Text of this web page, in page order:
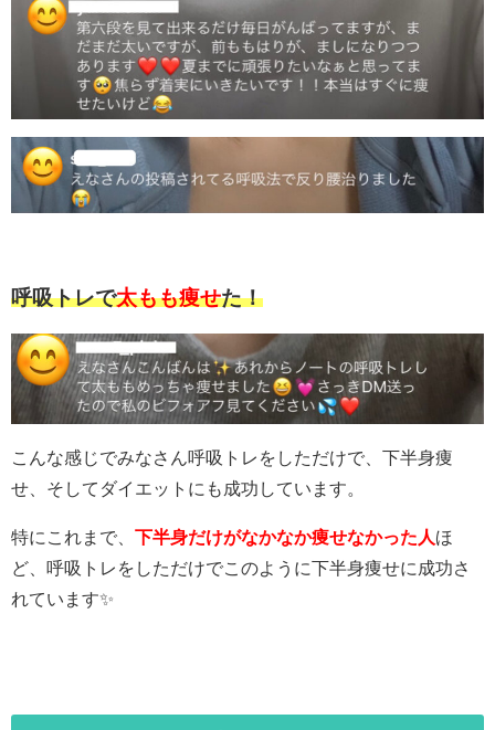
呼吸トレで太もも痩せた！
こんな感じでみなさん呼吸トレをしただけで、下半身痩
せ、そしてダイエットにも成功しています。
特にこれまで、 下半身だけがなかなか痩せなかった人 ほ
ど、呼吸トレをしただけでこのように下半身痩せに成功さ
れています✨